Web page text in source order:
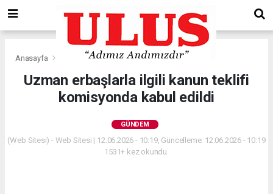
Anasayfa Gündem
Uzman erbaşlarla ilgili kanun teklifi
komisyonda kabul edildi
GÜNDEM
(Web Sitesi) - Web Sitesi | 12.06.2026 - 10:19, Güncelleme: 12.06.2026 - 10:19
1531+ kez okundu.